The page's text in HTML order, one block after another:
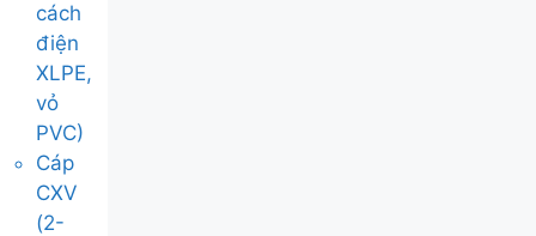
cách
điện
XLPE,
vỏ
PVC)
Cáp
CXV
(2-